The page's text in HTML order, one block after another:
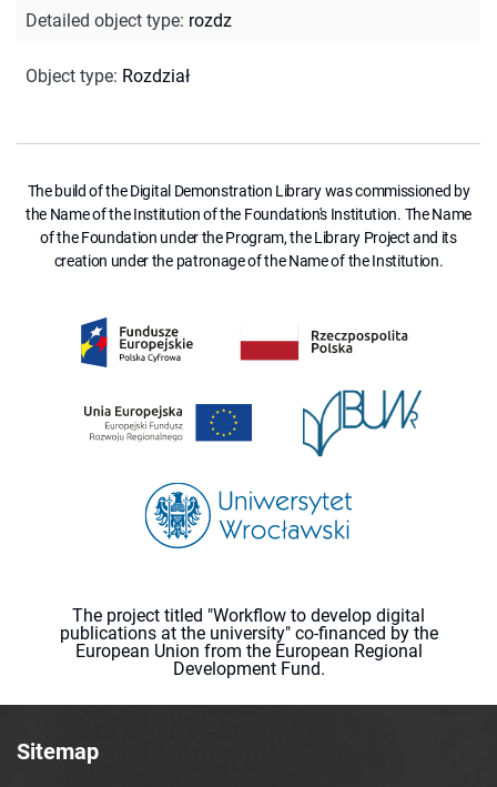
Detailed object type: rozdz
Object type: Rozdział
The build of the Digital Demonstration Library was commissioned by
the Name of the Institution of the Foundation's Institution. The Name
of the Foundation under the Program, the Library Project and its
creation under the patronage of the Name of the Institution.
The project titled "Workflow to develop digital
publications at the university" co-financed by the
European Union from the European Regional
Development Fund.
Sitemap